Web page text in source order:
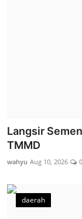
Langsir
TMMD
wahyu Aug 10, 2026 0
daerah